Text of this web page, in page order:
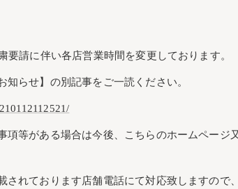
請に伴い各店営業時間を変更しております。
らせ】の別記事をご一読ください。
等がある場合は今後、こちらのホームページ
されております店舗電話にて対応致しますので